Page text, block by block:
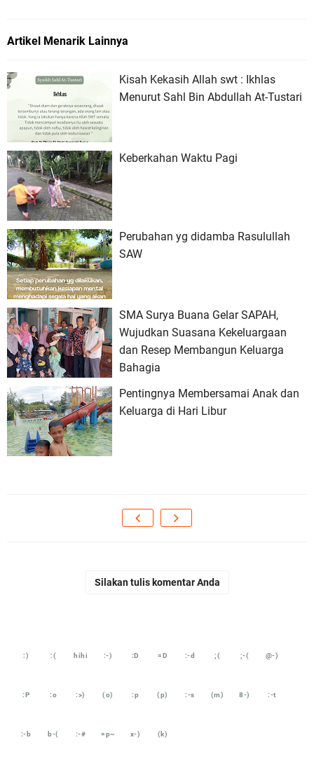
Artikel Menarik Lainnya
Kisah Kekasih Allah swt : Ikhlas
Menurut Sahl Bin Abdullah At-Tustari
Keberkahan Waktu Pagi
Perubahan yg didamba Rasulullah
SAW
SMA Surya Buana Gelar SAPAH,
Wujudkan Suasana Kekeluargaan
dan Resep Membangun Keluarga
Bahagia
Pentingnya Membersamai Anak dan
Keluarga di Hari Libur
Silakan tulis komentar Anda
:) :( hihi :-) :D =D :-d ;( ;-( @-)
:P :o :>) (o) :p (p) :-s (m) 8-) :-t
:-b b-( :-# =p~ x-) (k)